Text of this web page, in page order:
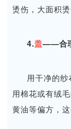
烫伤，大面积
4.盖——合
用干净的
用棉花或有绒
黄油等偏方，